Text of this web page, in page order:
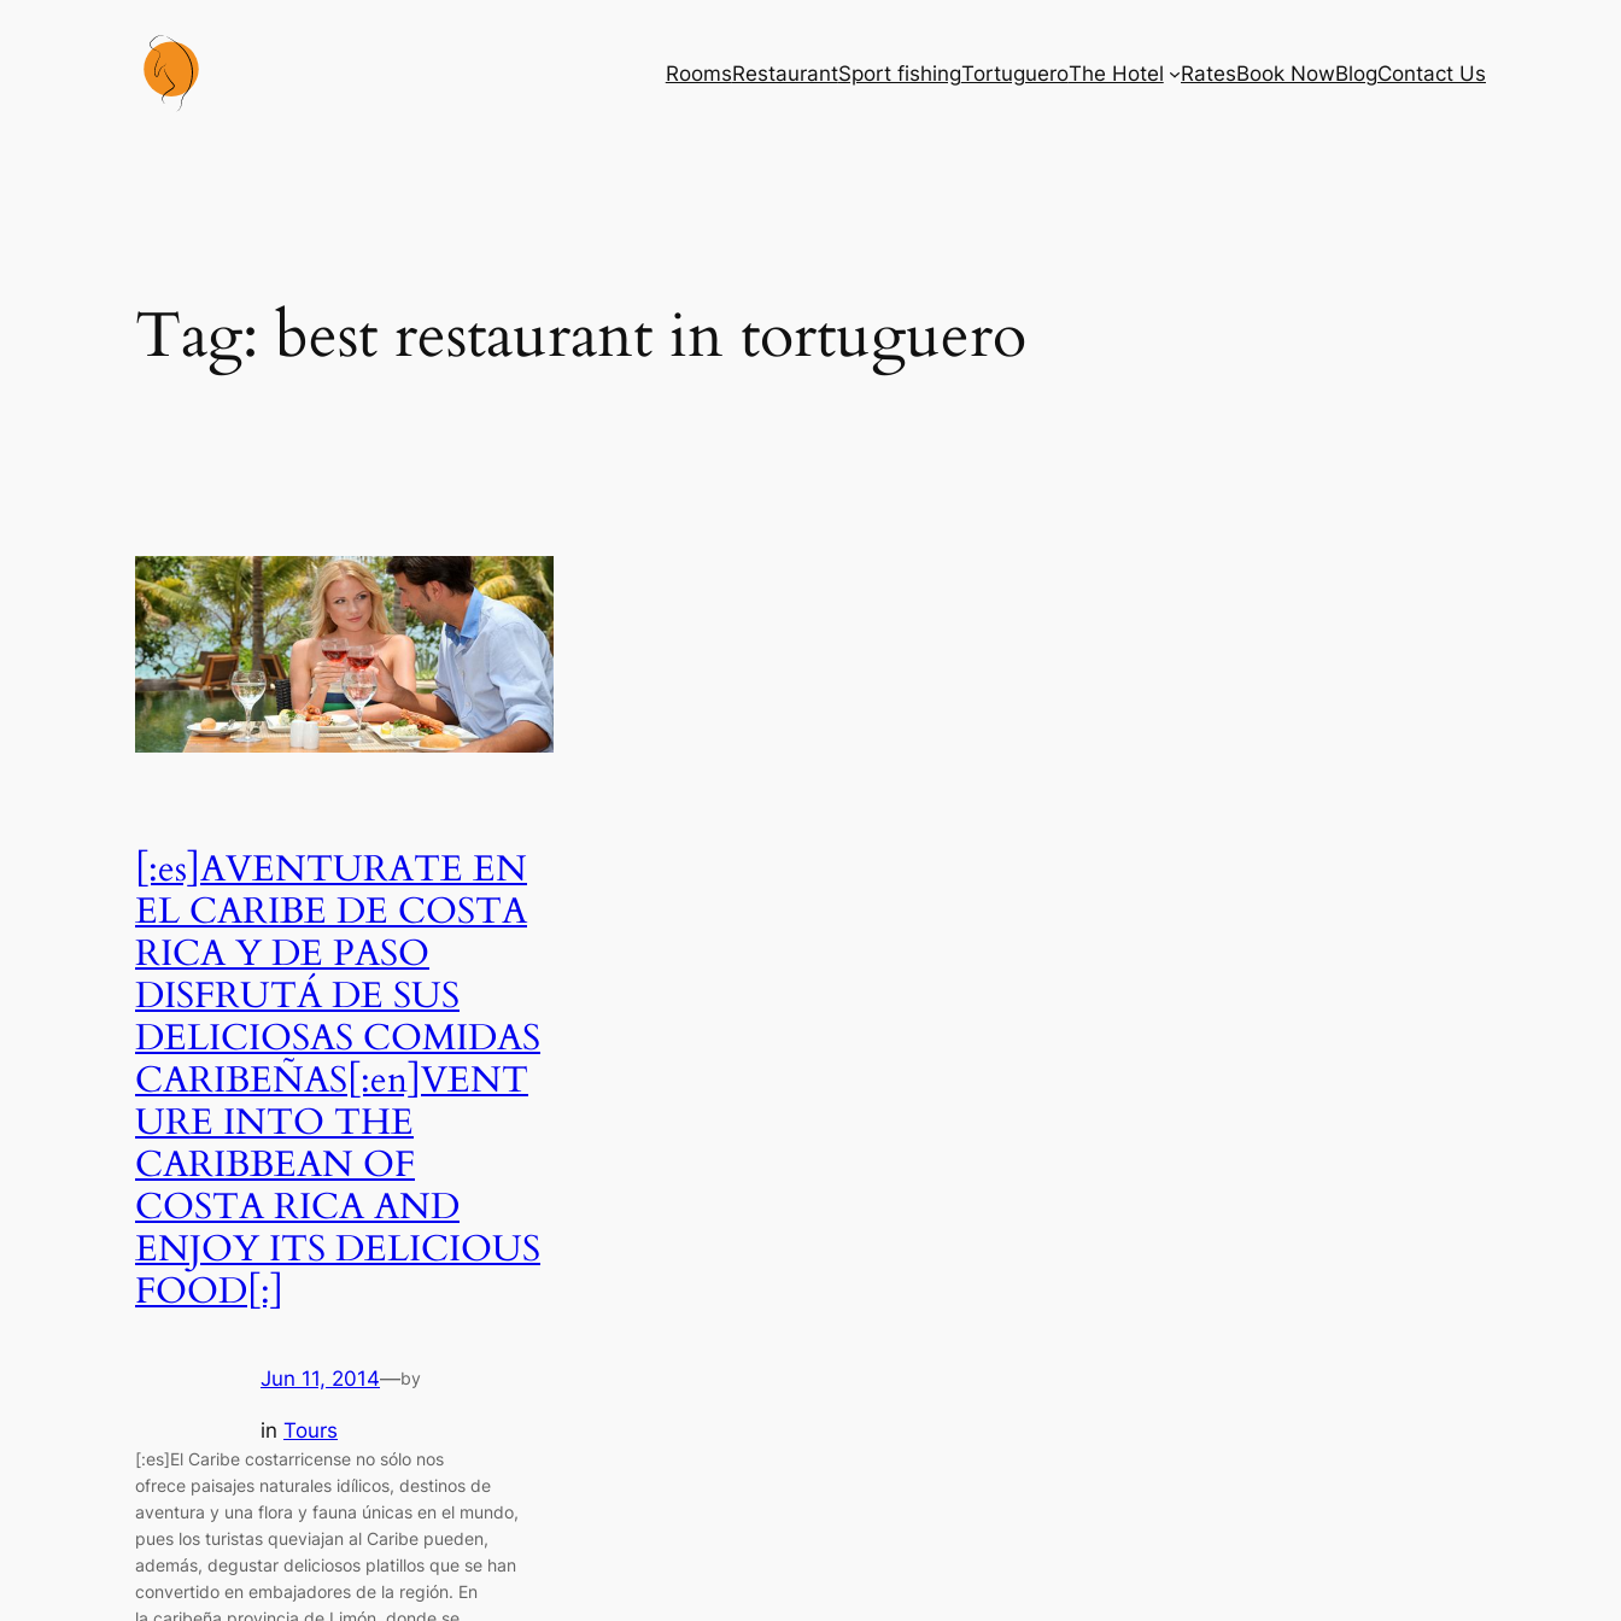
RoomsRestaurantSport fishingTortugueroThe Hotel RatesBook NowBlogContact Us
Tag: best restaurant in tortuguero
[:es]AVENTURATE EN
EL CARIBE DE COSTA
RICA Y DE PASO
DISFRUTÁ DE SUS
DELICIOSAS COMIDAS
CARIBEÑAS[:en]VENT
URE INTO THE
CARIBBEAN OF
COSTA RICA AND
ENJOY ITS DELICIOUS
FOOD[:]
Jun 11, 2014—by
in Tours
[:es]El Caribe costarricense no sólo nos
ofrece paisajes naturales idílicos, destinos de
aventura y una flora y fauna únicas en el mundo,
pues los turistas queviajan al Caribe pueden,
además, degustar deliciosos platillos que se han
convertido en embajadores de la región. En